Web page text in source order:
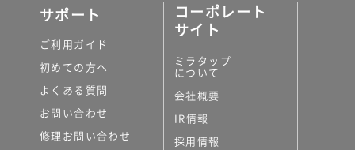
サポート
ご利用ガイド
初めての方へ
よくある質問
お問い合わせ
修理お問い合わせ
コーポレート
サイト
ミラタップ
について
会社概要
IR情報
採用情報